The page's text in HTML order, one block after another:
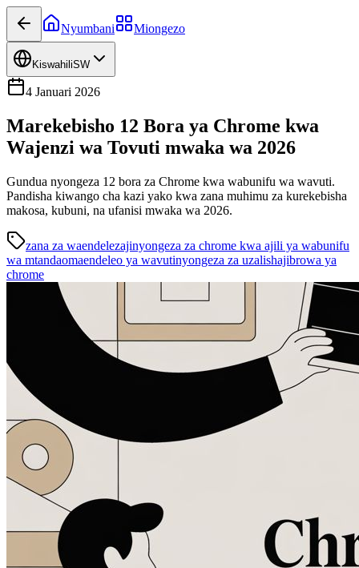
Nyumbani Miongezo
KiswahiliSW
4 Januari 2026
Marekebisho 12 Bora ya Chrome kwa
Wajenzi wa Tovuti mwaka wa 2026
Gundua nyongeza 12 bora za Chrome kwa wabunifu wa wavuti.
Pandisha kiwango cha kazi yako kwa zana muhimu za kurekebisha
makosa, kubuni, na ufanisi mwaka wa 2026.
zana za waendelezajinyongeza za chrome kwa ajili ya wabunifu
wa mtandaomaendeleo ya wavutinyongeza za uzalishajibrowa ya
chrome